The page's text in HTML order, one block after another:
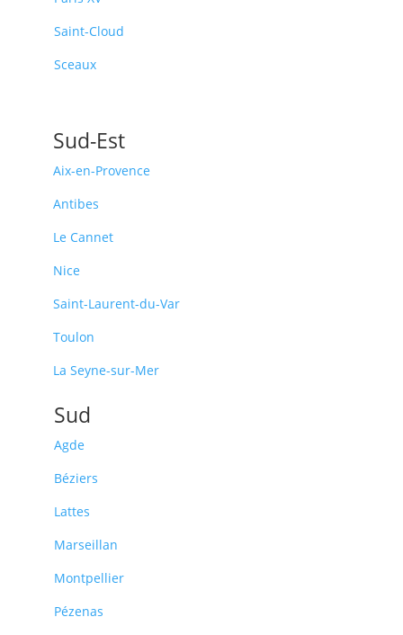
Saint-Cloud
Sceaux
Sud-Est
Aix-en-Provence
Antibes
Le Cannet
Nice
Saint-Laurent-du-Var
Toulon
La Seyne-sur-Mer
Sud
Agde
Béziers
Lattes
Marseillan
Montpellier
Pézenas